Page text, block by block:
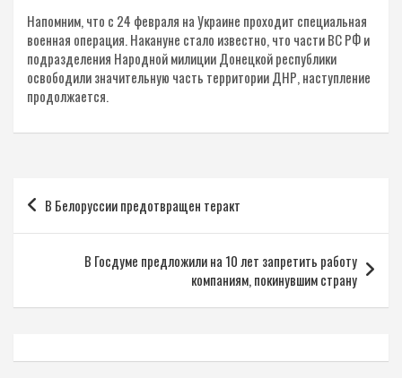
Напомним, что с 24 февраля на Украине проходит специальная
военная операция. Накануне стало известно, что части ВС РФ и
подразделения Народной милиции Донецкой республики
освободили значительную часть территории ДНР, наступление
продолжается.
Навигация
по
записям
В Белоруссии предотвращен теракт
В Госдуме предложили на 10 лет запретить работу
компаниям, покинувшим страну